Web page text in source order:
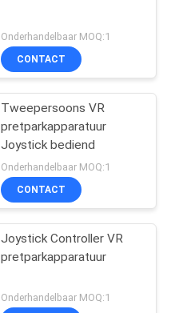
Onderhandelbaar MOQ:1
CONTACT
Tweepersoons VR
pretparkapparatuur
Joystick bediend
Onderhandelbaar MOQ:1
CONTACT
Joystick Controller VR
pretparkapparatuur
Onderhandelbaar MOQ:1